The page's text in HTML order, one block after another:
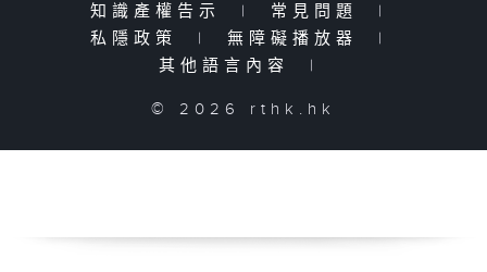
知識產權告示
| 常見問題
|
私隱政策
| 無障礙播放器
|
其他語言內容
|
© 2026 rthk.hk